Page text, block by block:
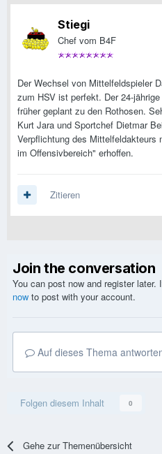
Stiegi
Chef vom B4F
Der Wechsel von Mittelfeldspieler
zum HSV ist perfekt. Der 24-
früher geplant zu den Rothosen.
Kurt Jara und Sportchef Dietmar
Verpflichtung des Mittelfeldakteurs
im Offensivbereich" erhoffen.
Zitieren
Join the conversation
You can post now and register later.
now to post with your account.
Auf dieses Thema
Folgen diesem Inhalt 0
Gehe zur Themenübersicht